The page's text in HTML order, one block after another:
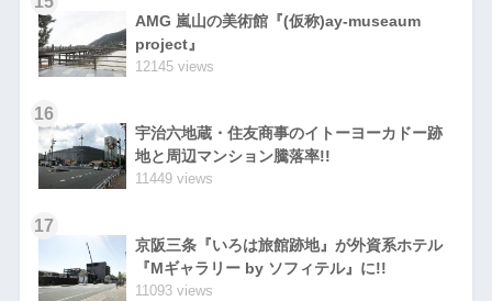
AMG 嵐山の美術館『(仮称)ay-museaum
project』
12145 views
16
宇治六地蔵・住友商事のイトーヨーカドー跡
地と周辺マンション騰落率!!
11449 views
17
京阪三条『いろは旅館跡地』が外資系ホテル
『Mギャラリー by ソフィテル』に!!
11093 views